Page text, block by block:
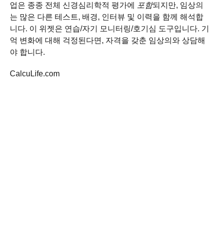
업은 종종 전체 신경심리학적 평가에
포함되지만, 임상의
는 많은 다른 테스트, 배경, 인터뷰 및 이력을 함께 해석합
니다. 이 위젯은 연습/자기 모니터링/호기심 도구입니다. 기
억 변화에 대해 걱정된다면, 자격을 갖춘 임상의와 상담해
야 합니다.
CalcuLife.com